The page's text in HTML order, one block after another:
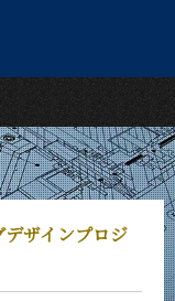
ザインプロジ
English